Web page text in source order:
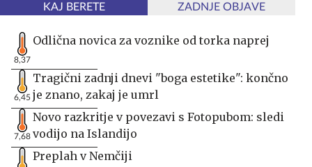
KAJ BERETE ZADNJE OBJAVE
8,37
Odlična novica za voznike od torka naprej
6,45
Tragični zadnji dnevi "boga estetike": končno
je znano, zakaj je umrl
7,68
Novo razkritje v povezavi s Fotopubom: sledi
vodijo na Islandijo
Preplah v Nemčiji